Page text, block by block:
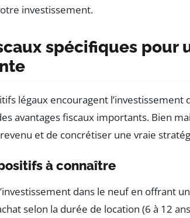
investissement.
spécifiques pour
légaux encouragent l’investissement
avantages fiscaux importants. Bien
et de concrétiser une vraie
à connaître
dans le neuf en offrant
selon la durée de location (6 à 12